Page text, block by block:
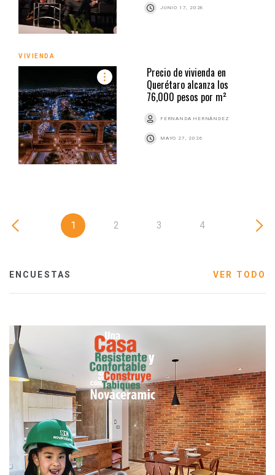
JUNIO 17, 2026
VIVIENDA
Precio de vivienda en
Querétaro alcanza los
76,000 pesos por m²
FERNANDA HERNÁNDEZ
MAYO 27, 2026
1 2 3 4
ENCUESTAS VER TODO